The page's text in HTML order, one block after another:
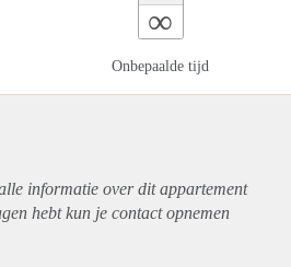
∞
Onbepaalde tijd
informatie over ditappartement
hebt kun je contact opnemen